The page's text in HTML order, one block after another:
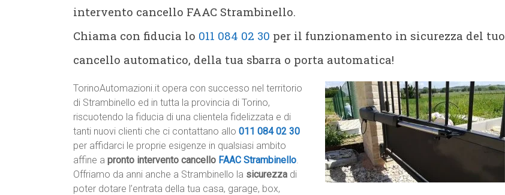
intervento cancello FAAC Strambinello.
Chiama con fiducia lo 011 084 02 30 per il funzionamento in sicurezza del tuo
cancello automatico, della tua sbarra o porta automatica!
TorinoAutomazioni.it opera con successo nel territorio
di Strambinello ed in tutta la provincia di Torino,
riscuotendo la fiducia di una clientela fidelizzata e di
tanti nuovi clienti che ci contattano allo 011 084 02 30
per affidarci le proprie esigenze in qualsiasi ambito
affine a pronto intervento cancello FAAC Strambinello.
Offriamo da anni anche a Strambinello la sicurezza di
poter dotare l’entrata della tua casa, garage, box,